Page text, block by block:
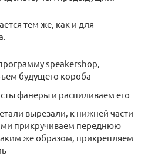
тем же, как и для
speakershop,
будущего короба
фанеры и распиливаем его
вырезали, к нижней части
прикручиваем переднюю
же образом, прикрепляем